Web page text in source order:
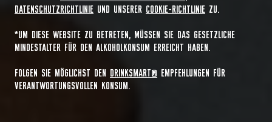
DATENSCHUTZRICHTLINIE UND UNSERER COOKIE-RICHTLINIE ZU.
*UM DIESE WEBSITE ZU BETRETEN, MÜSSEN SIE DAS GESETZLICHE
MINDESTALTER FÜR DEN ALKOHOLKONSUM ERREICHT HABEN.
FOLGEN SIE MÖGLICHST DEN DRINKSMART® EMPFEHLUNGEN FÜR
VERANTWORTUNGSVOLLEN KONSUM.